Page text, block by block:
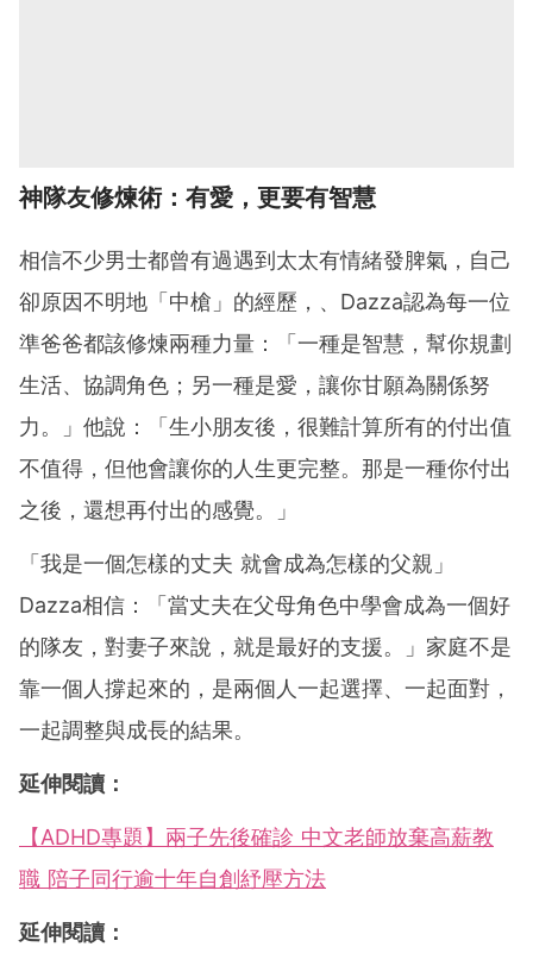
神隊友修煉術：有愛，更要有智慧
相信不少男士都曾有過遇到太太有情緒發脾氣，自己
卻原因不明地「中槍」的經歷，、Dazza認為每一位
準爸爸都該修煉兩種力量：「一種是智慧，幫你規劃
生活、協調角色；另一種是愛，讓你甘願為關係努
力。」他說：「生小朋友後，很難計算所有的付出值
不值得，但他會讓你的人生更完整。那是一種你付出
之後，還想再付出的感覺。」
「我是一個怎樣的丈夫 就會成為怎樣的父親」
Dazza相信：「當丈夫在父母角色中學會成為一個好
的隊友，對妻子來說，就是最好的支援。」家庭不是
靠一個人撐起來的，是兩個人一起選擇、一起面對，
一起調整與成長的結果。
延伸閱讀：
【ADHD專題】兩子先後確診 中文老師放棄高薪教
職 陪子同行逾十年自創紓壓方法
延伸閱讀：